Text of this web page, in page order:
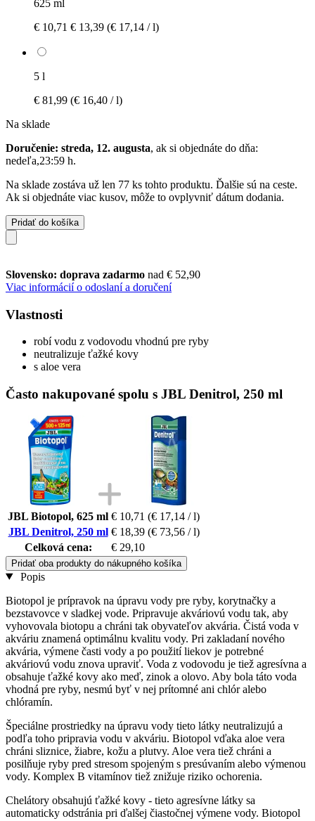
625 ml
€ 10,71 € 13,39 (€ 17,14 / l)
5 l
€ 81,99 (€ 16,40 / l)
Na sklade
Doručenie: streda, 12. augusta, ak si objednáte do dňa:
nedeľa,23:59 h.
Na sklade zostáva už len 77 ks tohto produktu. Ďalšie sú na ceste.
Ak si objednáte viac kusov, môže to ovplyvniť dátum dodania.
Pridať do košíka
Slovensko: doprava zadarmo nad € 52,90
Viac informácií o odoslaní a doručení
Vlastnosti
robí vodu z vodovodu vhodnú pre ryby
neutralizuje ťažké kovy
s aloe vera
Často nakupované spolu s JBL Denitrol, 250 ml
JBL Biotopol, 625 ml € 10,71 (€ 17,14 / l)
JBL Denitrol, 250 ml € 18,39 (€ 73,56 / l)
Celková cena:
€ 29,10
Pridať oba produkty do nákupného košíka
Popis
Biotopol je prípravok na úpravu vody pre ryby, korytnačky a
bezstavovce v sladkej vode. Pripravuje akváriovú vodu tak, aby
vyhovovala biotopu a chráni tak obyvateľov akvária. Čistá voda v
akváriu znamená optimálnu kvalitu vody. Pri zakladaní nového
akvária, výmene časti vody a po použití liekov je potrebné
akváriovú vodu znova upraviť. Voda z vodovodu je tiež agresívna a
obsahuje ťažké kovy ako meď, zinok a olovo. Aby bola táto voda
vhodná pre ryby, nesmú byť v nej prítomné ani chlór alebo
chlóramín.
Špeciálne prostriedky na úpravu vody tieto látky neutralizujú a
podľa toho pripravia vodu v akváriu. Biotopol vďaka aloe vera
chráni sliznice, žiabre, kožu a plutvy. Aloe vera tiež chráni a
posilňuje ryby pred stresom spojeným s presúvaním alebo výmenou
vody. Komplex B vitamínov tiež znižuje riziko ochorenia.
Chelátory obsahujú ťažké kovy - tieto agresívne látky sa
automaticky odstránia pri ďalšej čiastočnej výmene vody. Biotopol